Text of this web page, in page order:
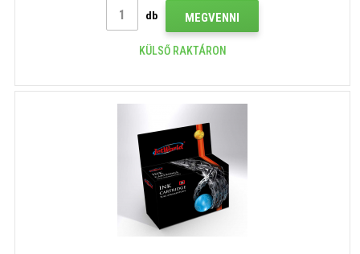
db MEGVENNI
KÜLSŐ RAKTÁRON